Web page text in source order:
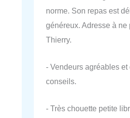
norme. Son repas est
généreux. Adresse à ne
Thierry.
- Vendeurs agréables et
conseils.
- Très chouette petite